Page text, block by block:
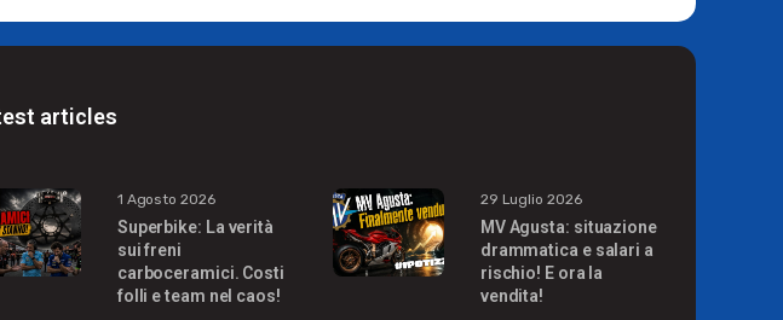
articles
1 Agosto 2026
Superbike: La verità
sui freni
carboceramici. Costi
folli e team nel caos!
29 Luglio 2026
MV Agusta: situazione
drammatica e salari a
rischio! E ora la
vendita!